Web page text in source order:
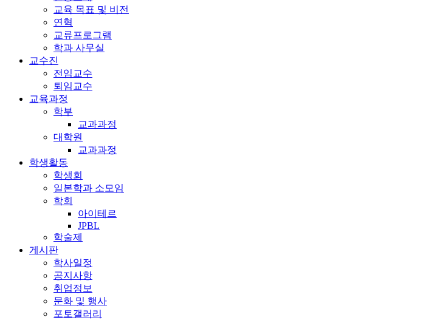
교육 목표 및 비전
연혁
교류프로그램
학과 사무실
교수진
전임교수
퇴임교수
교육과정
학부
교과과정
대학원
교과과정
학생활동
학생회
일본학과 소모임
학회
아이테르
JPBL
학술제
게시판
학사일정
공지사항
취업정보
문화 및 행사
포토갤러리